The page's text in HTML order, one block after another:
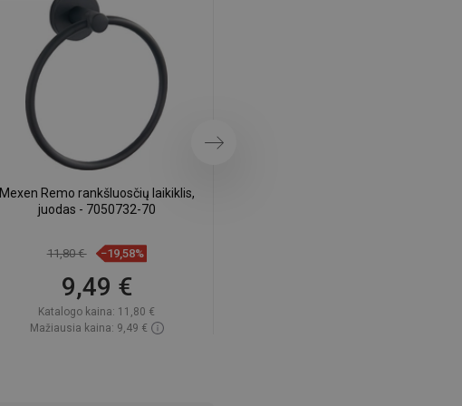
Mexen Remo rankšluosčių laikiklis,
juodas - 7050732-70
11,80 € −19,58%
9,49 €
Katalogo kaina: 11,80 €
Mažiausia kaina: 9,49 €
Tęsti
SWEDISH
FINNISH
PORTUGUESE
CROATIAN
SLOVENIAN